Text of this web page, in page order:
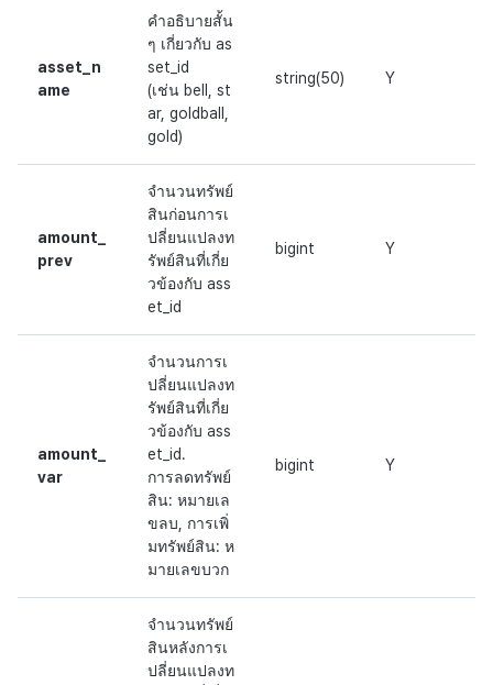
asset_n
ame
คำอธิบายสั้น
ๆ เกี่ยวกับ as
set_id
(เช่น bell, st
ar, goldball,
gold)
string(50) Y
amount_
prev
จำนวนทรัพย์
สินก่อนการเ
ปลี่ยนแปลงท
รัพย์สินที่เกี่ย
วข้องกับ ass
et_id
bigint Y
amount_
var
จำนวนการเ
ปลี่ยนแปลงท
รัพย์สินที่เกี่ย
วข้องกับ ass
et_id.
การลดทรัพย์
สิน: หมายเล
ขลบ, การเพิ่
มทรัพย์สิน: ห
มายเลขบวก
bigint Y
จำนวนทรัพย์
สินหลังการเ
ปลี่ยนแปลงท